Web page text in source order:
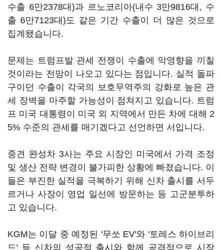
수출 6만2378대)과 르노코리아(내수 3만9816대, 수
출 6만7123대)도 같은 기간 수출이 더 많은 것으로
집계됐습니다.
문제는 트럼프발 관세 전쟁이 수출에 악영향을 끼칠
것이라는 전망이 나오고 있다는 점입니다. 실적 돌파
구이던 수출이 각국의 보호무역주의 강화로 높은 관
세 장벽을 마주할 가능성이 점쳐지고 있습니다. 트럼
프 미국 대통령이 미국 외 지역에서 만든 차에 대해 2
5% 수준의 관세를 매기겠다고 선언하면 서입니다.
중견 완성차 3사는 주요 시장인 미국에서 가격 조정
및 생산 전략 변경이 불가피한 상황에 빠졌습니다. 이
들은 부진한 실적을 극복하기 위해 신차 출시를 서두
르거나 사장이 영업 일선에 방문하는 등 고군분투하
고 있습니다.
KGM는 이달 중 예정된 '무쏘 EV'와 '토레스 하이브리
드' 등 신차의 성공적 출시와 함께 공격적으로 시장